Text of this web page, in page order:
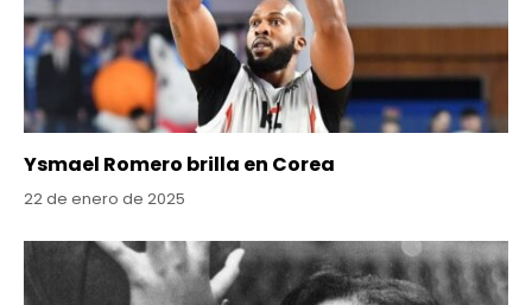
Ysmael Romero brilla en Corea
22 de enero de 2025